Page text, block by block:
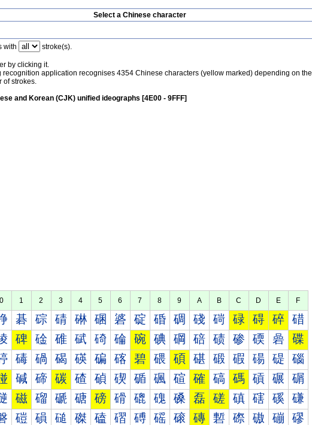
Select a Chinese character
with stroke(s).
by clicking it.
recognition application recognises 4354 Chinese characters (yellow marked) depending on the
of strokes.
and Korean (CJK) unified ideographs [4E00 - 9FFF]
0 1 2 3 4 5 6 7 8 9 A B C D E F
碁 碂 碃 碄 碅 碆 碇 碈 碉 碊 碋 碌 碍 碎 碏
碑 碒 碓 碔 碕 碖 碗 碘 碙 碚 碛 碜 碝 碞 碟
碡 碢 碣 碤 碥 碦 碧 碨 碩 碪 碫 碬 碭 碮 碯
碱 碲 碳 碴 碵 碶 碷 碸 碹 確 碻 碼 碽 碾 碿
磁 磂 磃 磄 磅 磆 磇 磈 磉 磊 磋 磌 磍 磎 磏
磑 磒 磓 磔 磕 磖 磗 磘 磙 磚 磛 磜 磝 磞 磟